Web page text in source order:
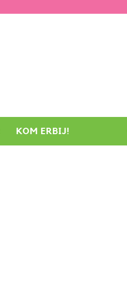
KOM ERBIJ!